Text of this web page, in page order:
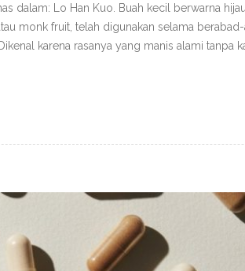
dalam: Lo Han Kuo. Buah kecil berwarna
monk fruit, telah digunakan selama
karena rasanya yang manis alami tanpa